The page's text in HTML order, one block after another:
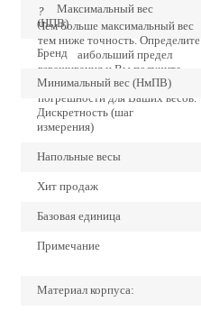
?
Чем больше максимальный вес
тем ниже точность. Определите
точно наибольший предел
взвешивания и Вы получите
наиболее низкие значения
погрешности для Ваших весов.
Максимальный вес
(НПВ)
Бренд
Минимальный вес (НмПВ)
Дискретность (шаг
измерения)
Напольные весы
Хит продаж
Базовая единица
Примечание
Материал корпуса: